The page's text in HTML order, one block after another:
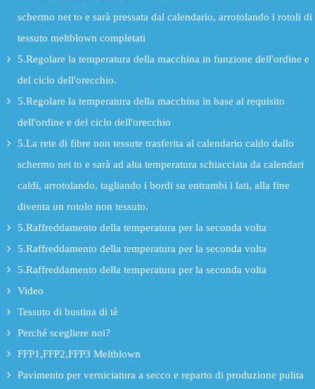
schermo net to e sarà pressata dal calendario, arrotolando i rotoli di
tessuto meltblown completati
5.Regolare la temperatura della macchina in funzione dell'ordine e
del ciclo dell'orecchio.
5.Regolare la temperatura della macchina in base al requisito
dell'ordine e del ciclo dell'orecchio
5.La rete di fibre non tessute trasferita al calendario caldo dallo
schermo net to e sarà ad alta temperatura schiacciata da calendari
caldi, arrotolando, tagliando i bordi su entrambi i lati, alla fine
diventa un rotolo non tessuto.
5.Raffreddamento della temperatura per la seconda volta
5.Raffreddamento della temperatura per la seconda volta
5.Raffreddamento della temperatura per la seconda volta
Video
Tessuto di bustina di tè
Perché scegliere noi?
FFP1,FFP2,FFP3 Meltblown
Pavimento per verniciatura a secco e reparto di produzione pulita